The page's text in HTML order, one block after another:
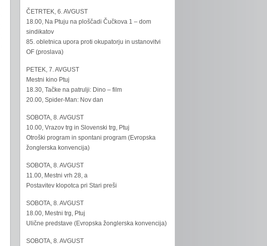
ČETRTEK, 6. AVGUST
18.00, Na Ptuju na ploščadi Čučkova 1 – dom
sindikatov
85. obletnica upora proti okupatorju in ustanovitvi
OF (proslava)
PETEK, 7. AVGUST
Mestni kino Ptuj
18.30, Tačke na patrulji: Dino – film
20.00, Spider-Man: Nov dan
SOBOTA, 8. AVGUST
10.00, Vrazov trg in Slovenski trg, Ptuj
Otroški program in spontani program (Evropska
žonglerska konvencija)
SOBOTA, 8. AVGUST
11.00, Mestni vrh 28, a
Postavitev klopotca pri Stari preši
SOBOTA, 8. AVGUST
18.00, Mestni trg, Ptuj
Ulične predstave (Evropska žonglerska konvencija)
SOBOTA, 8. AVGUST